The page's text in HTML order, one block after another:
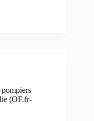
(OF.fr-